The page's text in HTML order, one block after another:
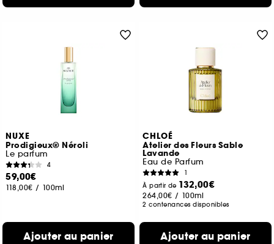
NUXE
Prodigieux® Néroli
Le parfum
4
59,00€
118,00€ / 100ml
Ajouter au panier
CHLOÉ
Atelier des Fleurs Sable
Lavande
Eau de Parfum
1
À partir de 132,00€
264,00€ / 100ml
2 contenances disponibles
Ajouter au panier